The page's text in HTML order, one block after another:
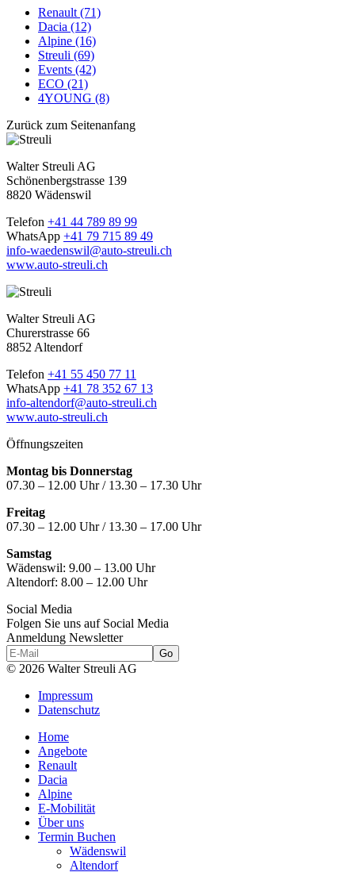
Renault (71)
Dacia (12)
Alpine (16)
Streuli (69)
Events (42)
ECO (21)
4YOUNG (8)
Zurück zum Seitenanfang
Walter Streuli AG
Schönenbergstrasse 139
8820 Wädenswil
Telefon +41 44 789 89 99
WhatsApp +41 79 715 89 49
info-waedenswil@auto-streuli.ch
www.auto-streuli.ch
Walter Streuli AG
Churerstrasse 66
8852 Altendorf
Telefon +41 55 450 77 11
WhatsApp +41 78 352 67 13
info-altendorf@auto-streuli.ch
www.auto-streuli.ch
Öffnungszeiten
Montag bis Donnerstag
07.30 – 12.00 Uhr / 13.30 – 17.30 Uhr
Freitag
07.30 – 12.00 Uhr / 13.30 – 17.00 Uhr
Samstag
Wädenswil: 9.00 – 13.00 Uhr
Altendorf: 8.00 – 12.00 Uhr
Social Media
Folgen Sie uns auf Social Media
Anmeldung Newsletter
© 2026 Walter Streuli AG
Impressum
Datenschutz
Home
Angebote
Renault
Dacia
Alpine
E-Mobilität
Über uns
Termin Buchen
Wädenswil
Altendorf